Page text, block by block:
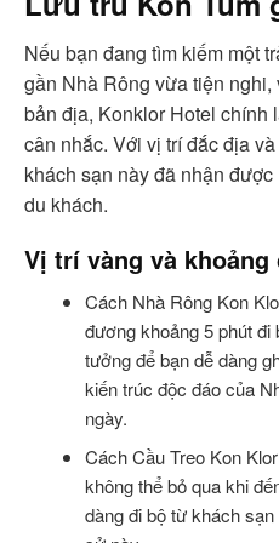
Nếu bạn đang tìm kiếm một
gần Nhà Rông vừa tiện
bản địa, Konklor Hotel chính
cân nhắc. Với vị trí đắc địa
khách sạn này đã nhận
du khách.
Vị trí vàng và
Cách Nhà Rông Kon
đương khoảng 5 phút
tưởng để bạn dễ dàng
kiến trúc độc đáo của
ngày.
Cách Cầu Treo Kon
không thể bỏ qua khi
dàng đi bộ từ khách